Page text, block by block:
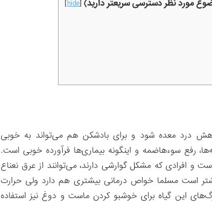
مورد نظر دسترسی سریعتر دارید) [
hide
]
درد معده شود و برای بادشکن هم می‌تواند به خوبی
رفع سوء‌هاضمه و اینگونه بیماری‌ها فرآورده خوبی است.
و افرادی که مشکل گوارشی دارند، می‌توانند از عرق نعناع
است مسلما خواص درمانی بیشتری هم دارد ولی حرارت
این گیاه برای خوشبو کردن ماست و دوغ نیز استفاده